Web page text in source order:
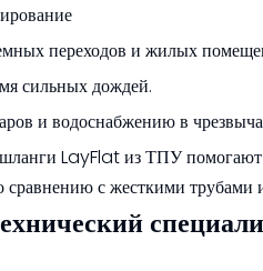
переходов и жилых
сильных дождей.
и водоснабжению в
LayFlat из ТПУ помогают
сравнению с жесткими